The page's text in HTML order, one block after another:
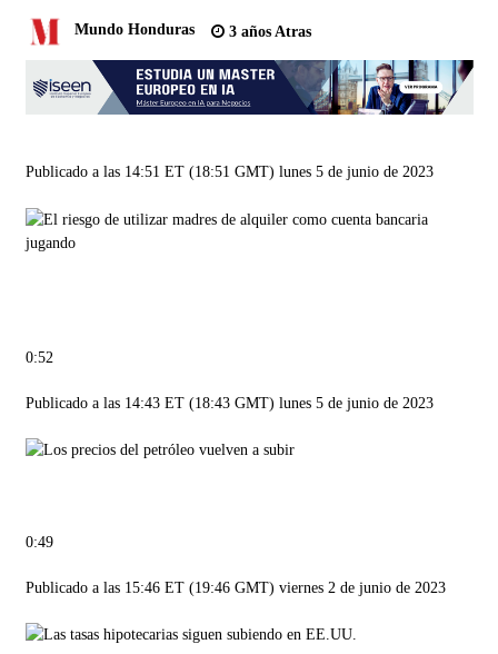
Mundo Honduras 3 años Atras
Publicado a las 14:51 ET (18:51 GMT) lunes 5 de junio de 2023
jugando
0:52
Publicado a las 14:43 ET (18:43 GMT) lunes 5 de junio de 2023
0:49
Publicado a las 15:46 ET (19:46 GMT) viernes 2 de junio de 2023